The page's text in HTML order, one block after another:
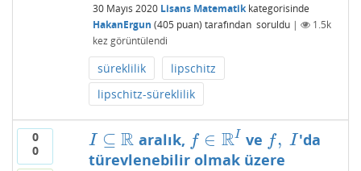
30 Mayıs 2020 Lisans Matematikkategorisinde
HakanErgun (405 puan) tarafından soruldu |
1.5k
kez görüntülendi
süreklilik
lipschitz
lipschitz-süreklilik
0
0
I ⊆ R
I⊆R aralık, f ∈ RI
f∈R ve f, I
f, I
'da
türevlenebilir olmak üzere